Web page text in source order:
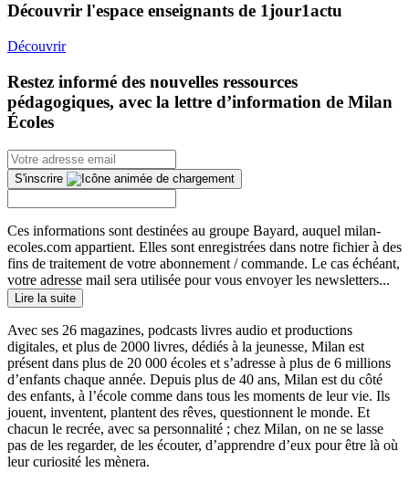
Découvrir l'espace enseignants de 1jour1actu
Découvrir
Restez informé des nouvelles ressources
pédagogiques, avec la lettre d’information de Milan
Écoles
S'inscrire
Ces informations sont destinées au groupe Bayard, auquel milan-
ecoles.com appartient. Elles sont enregistrées dans notre fichier à des
fins de traitement de votre abonnement / commande. Le cas échéant,
votre adresse mail sera utilisée pour vous envoyer les newsletters...
Lire la suite
Avec ses 26 magazines, podcasts livres audio et productions
digitales, et plus de 2000 livres, dédiés à la jeunesse, Milan est
présent dans plus de 20 000 écoles et s’adresse à plus de 6 millions
d’enfants chaque année. Depuis plus de 40 ans, Milan est du côté
des enfants, à l’école comme dans tous les moments de leur vie. Ils
jouent, inventent, plantent des rêves, questionnent le monde. Et
chacun le recrée, avec sa personnalité ; chez Milan, on ne se lasse
pas de les regarder, de les écouter, d’apprendre d’eux pour être là où
leur curiosité les mènera.